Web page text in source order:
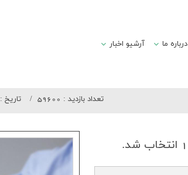
درباره ما آرشیو اخبار
تاريخ : تعداد بازدید : 59600